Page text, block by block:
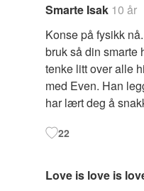
Smarte Isak 10 år
Konse på fysikk
bruk så din smarte
tenke litt over alle
med Even. Han
har lært deg å
22
Love is love is